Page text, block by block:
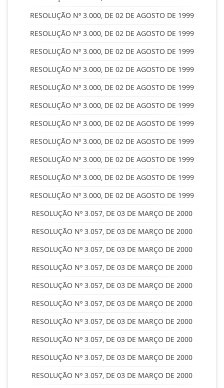
RESOLUÇÃO Nº 3.000, DE 02 DE AGOSTO DE 1999
RESOLUÇÃO Nº 3.000, DE 02 DE AGOSTO DE 1999
RESOLUÇÃO Nº 3.000, DE 02 DE AGOSTO DE 1999
RESOLUÇÃO Nº 3.000, DE 02 DE AGOSTO DE 1999
RESOLUÇÃO Nº 3.000, DE 02 DE AGOSTO DE 1999
RESOLUÇÃO Nº 3.000, DE 02 DE AGOSTO DE 1999
RESOLUÇÃO Nº 3.000, DE 02 DE AGOSTO DE 1999
RESOLUÇÃO Nº 3.000, DE 02 DE AGOSTO DE 1999
RESOLUÇÃO Nº 3.000, DE 02 DE AGOSTO DE 1999
RESOLUÇÃO Nº 3.000, DE 02 DE AGOSTO DE 1999
RESOLUÇÃO Nº 3.000, DE 02 DE AGOSTO DE 1999
RESOLUÇÃO Nº 3.057, DE 03 DE MARÇO DE 2000
RESOLUÇÃO Nº 3.057, DE 03 DE MARÇO DE 2000
RESOLUÇÃO Nº 3.057, DE 03 DE MARÇO DE 2000
RESOLUÇÃO Nº 3.057, DE 03 DE MARÇO DE 2000
RESOLUÇÃO Nº 3.057, DE 03 DE MARÇO DE 2000
RESOLUÇÃO Nº 3.057, DE 03 DE MARÇO DE 2000
RESOLUÇÃO Nº 3.057, DE 03 DE MARÇO DE 2000
RESOLUÇÃO Nº 3.057, DE 03 DE MARÇO DE 2000
RESOLUÇÃO Nº 3.057, DE 03 DE MARÇO DE 2000
RESOLUÇÃO Nº 3.057, DE 03 DE MARÇO DE 2000